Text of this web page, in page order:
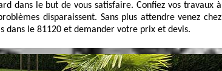
dans le but de vous satisfaire. Confiez vos travaux à
disparaissent. Sans plus attendre venez chez
dans le 81120 et demander votre prix et devis.